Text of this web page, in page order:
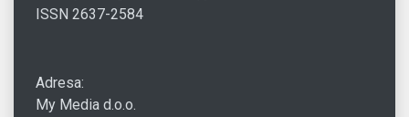
ISSN 2637-2584
Adresa:
My Media d.o.o.